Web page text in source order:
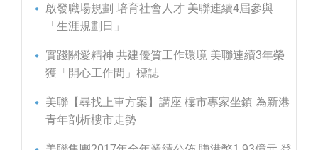
啟發職場規劃 培育社會人才 美聯連續4屆參與
「生涯規劃日」
實踐關愛精神 共建優質工作環境 美聯連續3年榮
獲「開心工作間」標誌
美聯【尋找上車方案】講座 樓市專家坐鎮 為新港
青年剖析樓市走勢